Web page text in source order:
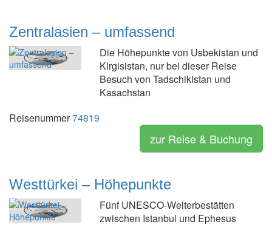
Zentralasien – umfassend
Die Höhepunkte von Usbekistan und
Kirgisistan, nur bei dieser Reise
Besuch von Tadschikistan und
Kasachstan
Reisenummer74819
zur Reise & Buchung
Westtürkei – Höhepunkte
Fünf UNESCO-Welterbestätten
zwischen Istanbul und Ephesus